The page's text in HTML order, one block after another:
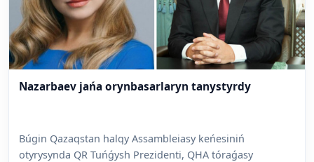
Nazarbaev jańa orynbasarlaryn tanystyrdy
Búgin Qazaqstan halqy Assambleiasy keńesiniń
otyrysynda QR Tuńǵysh Prezidenti, QHA tóraǵasy